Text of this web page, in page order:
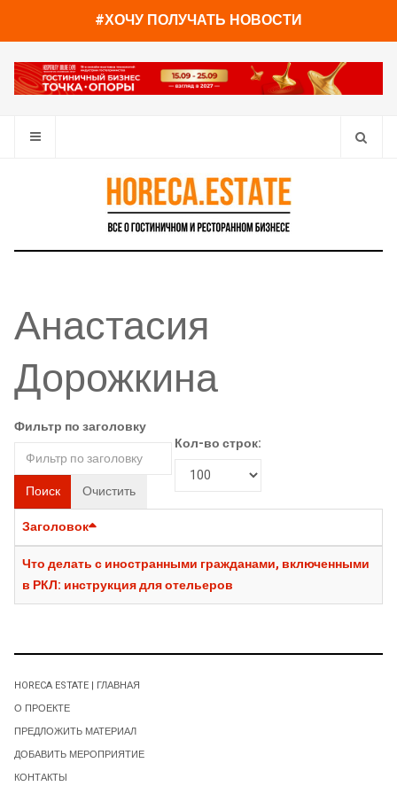
#ХОЧУ ПОЛУЧАТЬ НОВОСТИ
Анастасия
Дорожкина
Фильтр по заголовку
Поиск Очистить
Кол-во строк:
Заголовок
Что делать с иностранными гражданами, включенными
в РКЛ: инструкция для отельеров
HORECA ESTATE | ГЛАВНАЯ
О ПРОЕКТЕ
ПРЕДЛОЖИТЬ МАТЕРИАЛ
ДОБАВИТЬ МЕРОПРИЯТИЕ
КОНТАКТЫ